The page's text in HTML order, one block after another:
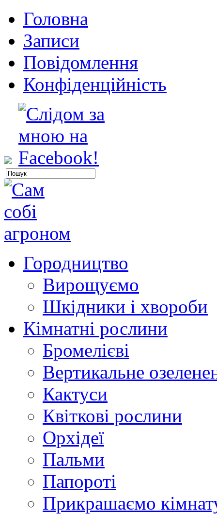
Головна
Записи
Повідомлення
Конфіденційність
Городництво
Вирощуємо
Шкідники і хвороби
Кімнатні рослини
Бромелієві
Вертикальне
Кактуси
Квіткові рослини
Орхідеї
Пальми
Папороті
Прикрашаємо